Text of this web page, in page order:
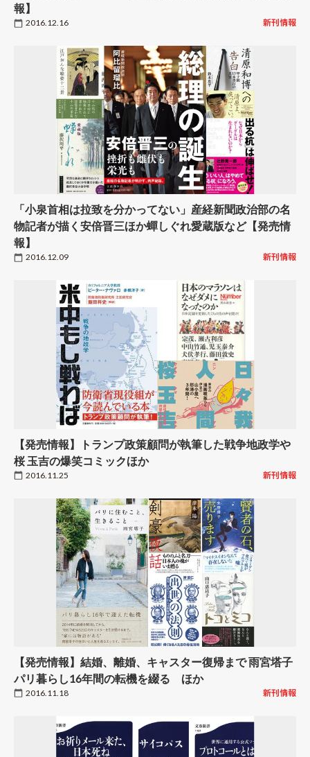
報】
2016.12.16 新刊情報
「小泉首相は拉致を分かってない」産経新聞政治部の名
物記者が描く安倍晋三ほか蟬しぐれ愛蔵版など【発売情
報】
2016.12.09 新刊情報
【発売情報】トランプ政策顧問が執筆した戦争地政学や
桜 玉吉の爆笑コミックほか
2016.11.25 新刊情報
【発売情報】結婚、離婚、キャスター復帰まで 雨宮塔子
パリ暮らし16年間の転機を綴る ほか
2016.11.18 新刊情報